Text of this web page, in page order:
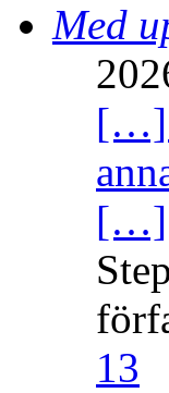
Med
[…]
[…]
13